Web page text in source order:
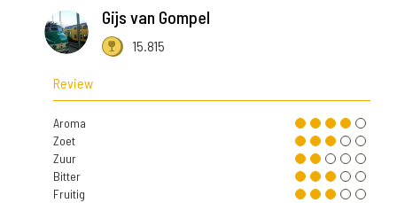
Gijs van Gompel
15.815
Review
Aroma
Zoet
Zuur
Bitter
Fruitig